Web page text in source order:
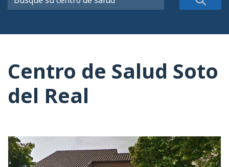
Centro de Salud Soto
del Real